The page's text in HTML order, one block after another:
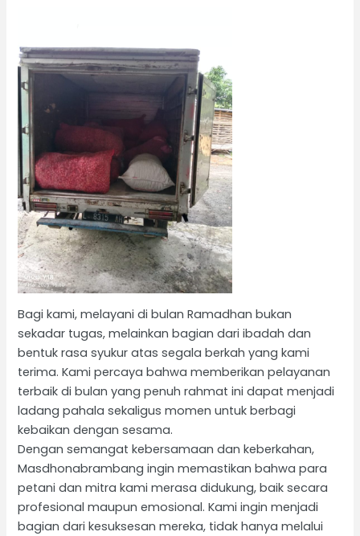
Bagi kami, melayani di bulan Ramadhan bukan
sekadar tugas, melainkan bagian dari ibadah dan
bentuk rasa syukur atas segala berkah yang kami
terima. Kami percaya bahwa memberikan pelayanan
terbaik di bulan yang penuh rahmat ini dapat menjadi
ladang pahala sekaligus momen untuk berbagi
kebaikan dengan sesama.
Dengan semangat kebersamaan dan keberkahan,
Masdhonabrambang ingin memastikan bahwa para
petani dan mitra kami merasa didukung, baik secara
profesional maupun emosional. Kami ingin menjadi
bagian dari kesuksesan mereka, tidak hanya melalui